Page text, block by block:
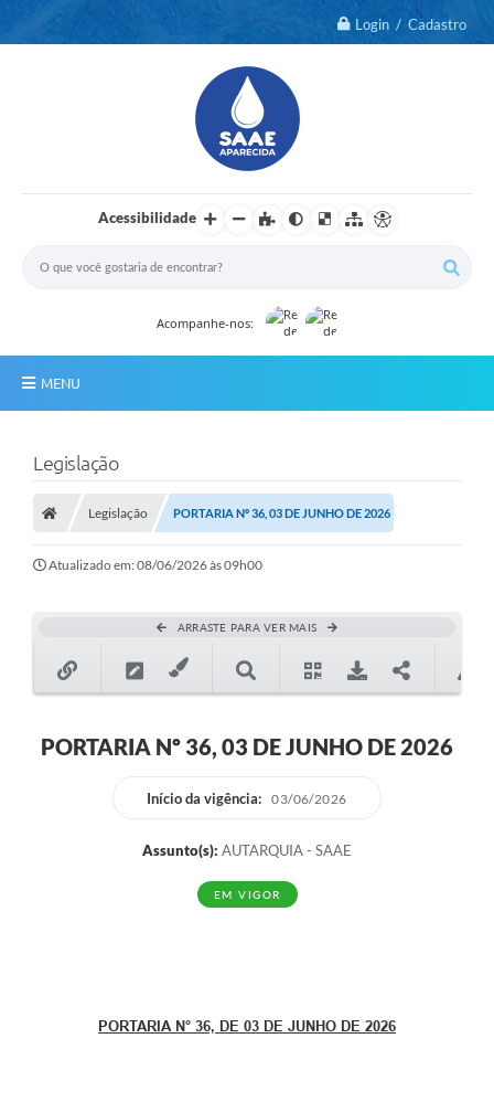
Login / Cadastro
Acessibilidade
Acompanhe-nos:
MENU
2º Via
Ouvidoria
Tarifa de água
Contato
Contas Públicas
Legislação
Legislação PORTARIA Nº 36, 03 DE JUNHO DE 2026
Atualizado em: 08/06/2026 às 09h00
ARRASTE PARA VER MAIS
PORTARIA Nº 36, 03 DE JUNHO DE 2026
Início da vigência: 03/06/2026
Assunto(s): AUTARQUIA - SAAE
EM VIGOR
PORTARIA N° 36, DE 03 DE JUNHO DE 2026